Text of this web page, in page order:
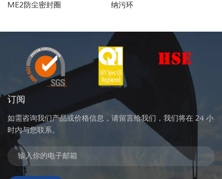
ME2防尘密封圈 纳污环
订阅
如需咨询我们产品或价格信息，请留言给我们，我们将在 24 小
时内与您联系。